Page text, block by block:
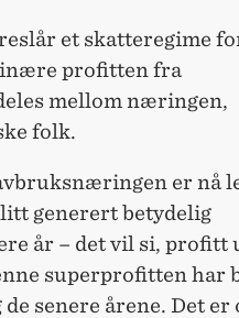
et skatteregime
profitten fra
mellom næringen,
folk.
er nå
generert betydelig
år – det vil si, profitt
superprofitten har
senere årene. Det er